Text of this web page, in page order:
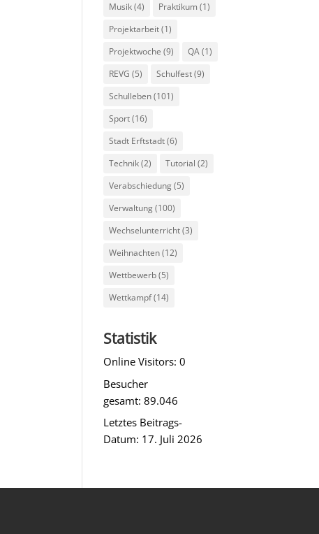
Musik(4) Praktikum (1)
Projektarbeit(1)
Projektwoche (9) QA(1)
REVG (5) Schulfest(9)
Schulleben(101)
Sport(16)
Stadt Erftstadt(6)
Technik(2) Tutorial (2)
Verabschiedung(5)
Verwaltung(100)
Wechselunterricht(3)
Weihnachten(12)
Wettbewerb(5)
Wettkampf(14)
Statistik
Online Visitors:0
Besucher
gesamt:89.046
Letztes Beitrags-
Datum: 17. Juli 2026